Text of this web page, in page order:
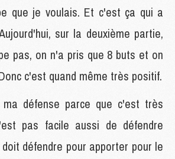
que je voulais. Et c'est ça qui a
sur la deuxième partie,
pas, on n'a pris que 8 buts et on
c'est quand même très positif.
défense parce que c'est très
pas facile aussi de défendre
défendre pour apporter pour le